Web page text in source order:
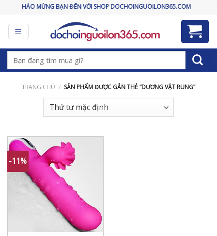
content
CHÀO MỪNG BẠN ĐẾN VỚI SHOP DOCHOINGUOILON365.COM
Tìm
kiếm:
TRANG CHỦ / SẢN PHẨM ĐƯỢC GẮN THẺ “DƯƠNG VẬT RUNG”
-11%